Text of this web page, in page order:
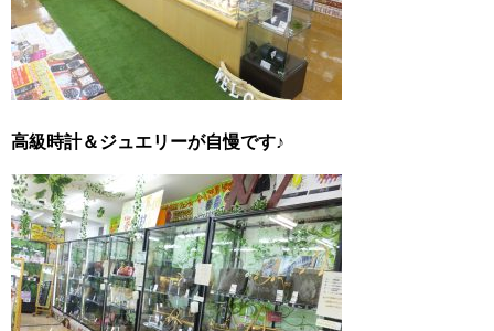
高級時計＆ジュエリーが自慢です♪